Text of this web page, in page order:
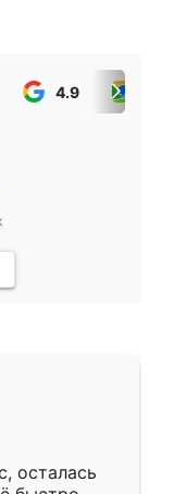
4.9
осталась